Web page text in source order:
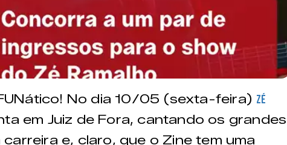
No dia 10/05 (sexta-feira) Zé
em Juiz de Fora, cantando os grandes
e, claro, que o Zine tem uma